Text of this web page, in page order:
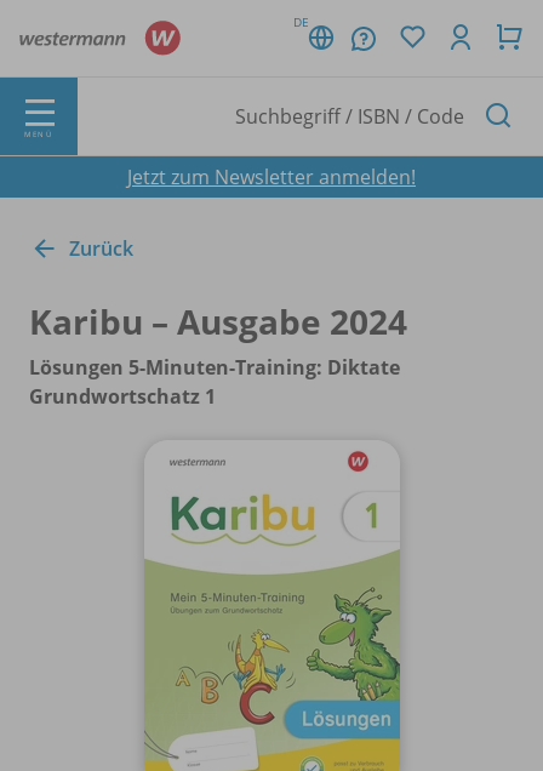
DE
MENÜ
Jetzt zum Newsletter anmelden!
Zurück
Karibu – Ausgabe 2024
Lösungen 5-Minuten-Training: Diktate
Grundwortschatz 1